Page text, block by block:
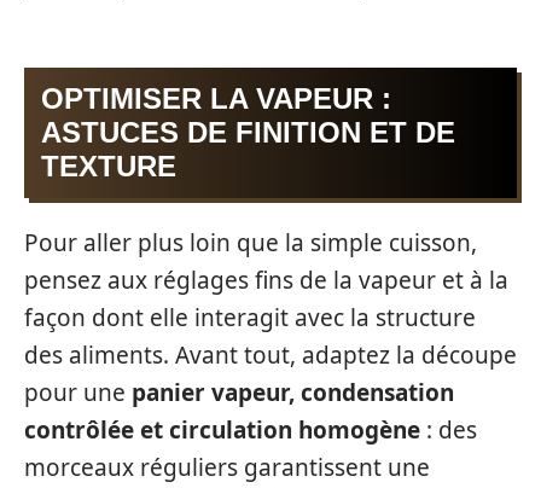
OPTIMISER LA VAPEUR :
ASTUCES DE FINITION ET DE
TEXTURE
Pour aller plus loin que la simple cuisson,
pensez aux réglages fins de la vapeur et à la
façon dont elle interagit avec la structure
des aliments. Avant tout, adaptez la découpe
pour une panier vapeur, condensation
contrôlée et circulation homogène : des
morceaux réguliers garantissent une